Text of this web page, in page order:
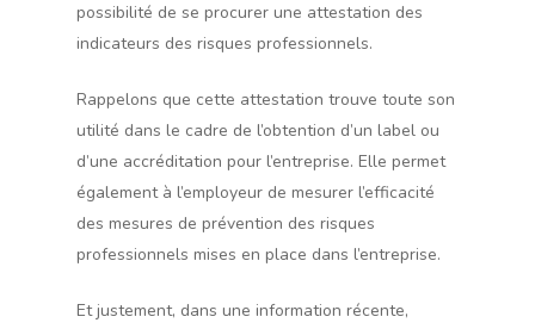
possibilité de se procurer une attestation des
indicateurs des risques professionnels.
Rappelons que cette attestation trouve toute son
utilité dans le cadre de l’obtention d’un label ou
d’une accréditation pour l’entreprise. Elle permet
également à l’employeur de mesurer l’efficacité
des mesures de prévention des risques
professionnels mises en place dans l’entreprise.
Et justement, dans une information récente,